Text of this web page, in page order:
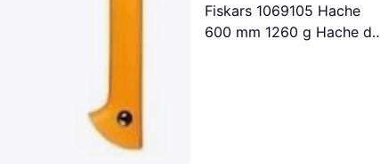
Fiskars 1069105 Hache
600 mm 1260 g Hache de